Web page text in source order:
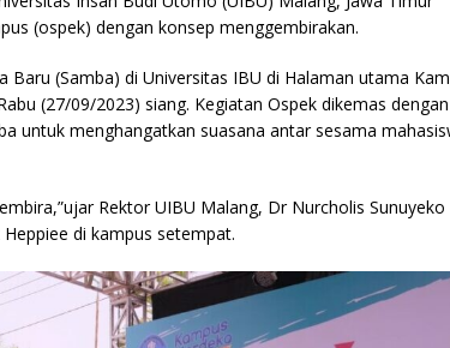
(ospek) dengan konsep menggembirakan.
(Samba) di Universitas IBU di Halaman utama
(27/09/2023) siang. Kegiatan Ospek dikemas dengan
untuk menghangatkan suasana antar sesama
Rektor UIBU Malang, Dr Nurcholis Sunuyeko
di kampus setempat.